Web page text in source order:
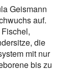
Geismann
auf.
die
mit nur
bis zu